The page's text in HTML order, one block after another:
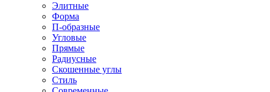
Элитные
Форма
П-образные
Угловые
Прямые
Радиусные
Скошенные углы
Стиль